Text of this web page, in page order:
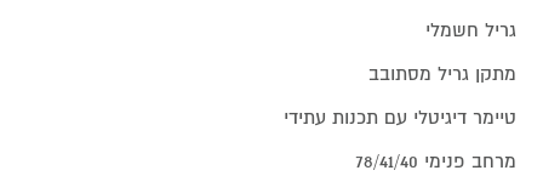
גריל חשמלי
מתקן גריל מסתובב
טיימר דיגיטלי עם תכנות עתידי
מרחב פנימי 78/41/40